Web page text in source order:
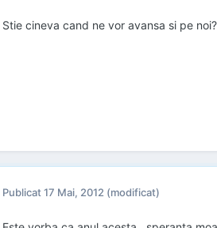
Stie cineva cand ne vor avansa si pe noi?
Publicat17 Mai, 2012 (modificat)